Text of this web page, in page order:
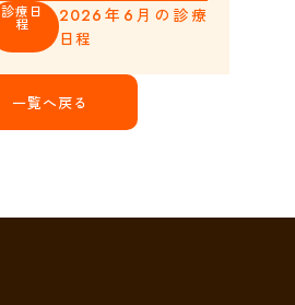
診療日
程
2026年6月の診療
日程
一覧へ戻る